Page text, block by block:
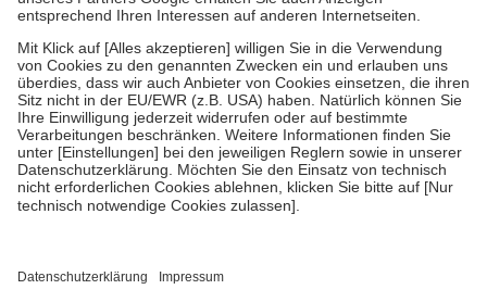
Um das Engagement der Versicherten für ihre eigene Gesundheit zu
stärken und die besondere Stellung der Familie zu unterstützen,
fallenkeine Zuzahlungenan bei:
• Kindern und Jugendlichen bis zum vollendeten 18. Lebensjahr
mit Ausnahme der Fahrkosten
• Untersuchungen zur Vorsorge und Früherkennung, die von der
GKV getragen werden
• empfohlenen Schutzimpfungen
• Harn- und Blutteststreifen
getroffen, um sicherzustellen, dass es sich um echte Bewertungen